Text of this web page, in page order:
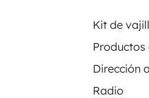
Kit de
Productos
Dirección
Radio